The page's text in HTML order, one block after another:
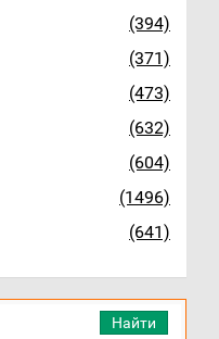
(394)
(371)
(473)
(632)
(604)
(1496)
(641)
Найти